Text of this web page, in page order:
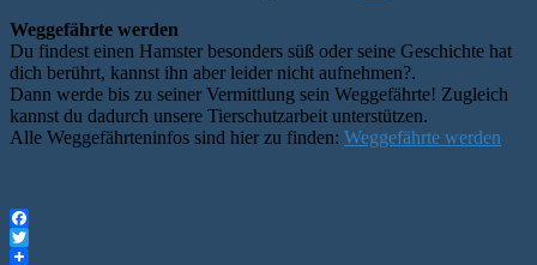
Weggefährte werden
Du findest einen Hamster besonders süß oder seine Geschichte hat
dich berührt, kannst ihn aber leider nicht aufnehmen?.
Dann werde bis zu seiner Vermittlung sein Weggefährte! Zugleich
kannst du dadurch unsere Tierschutzarbeit unterstützen.
Alle Weggefährteninfos sind hier zu finden: Weggefährte werden
Facebook
Twitter